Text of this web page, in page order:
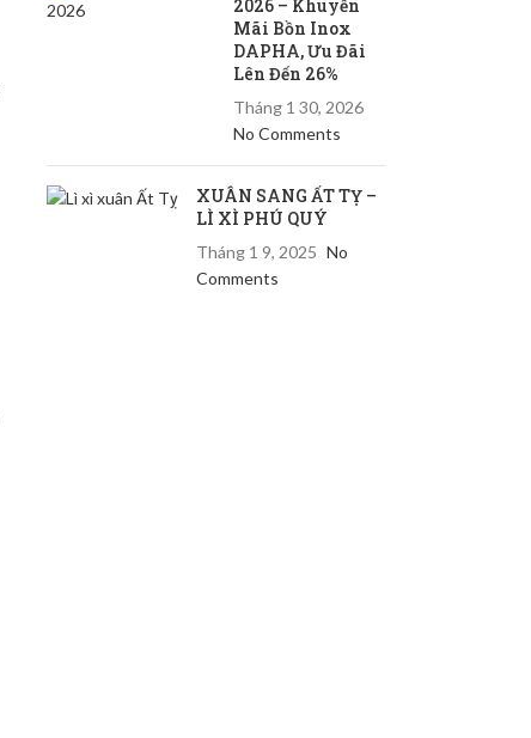
2026 – Khuyến
Mãi Bồn Inox
DAPHA, Ưu Đãi
Lên Đến 26%
Tháng 1 30, 2026
No Comments
XUÂN SANG ẤT TỴ –
LÌ XÌ PHÚ QUÝ
Tháng 1 9, 2025 No
Comments